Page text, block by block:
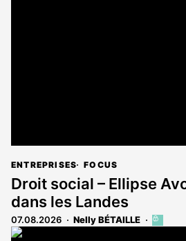
ENTREPRISES FOCUS
Droit social – Ellipse
dans les Landes
07.08.2026 Nelly BÉTAILLE
Cet